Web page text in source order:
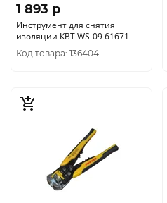
1 893 p
Инструмент для снятия
изоляции КВТ WS-09 61671
Код товара: 136404